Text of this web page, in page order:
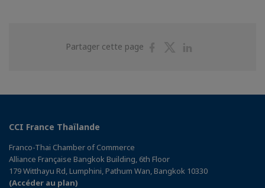
Partager cette page
PartagerPartager
CCI France Thaïlande
Franco-Thai Chamber of Commerce
Alliance Française Bangkok Building, 6th Floor
179 Witthayu Rd, Lumphini, Pathum Wan, Bangkok 10330
(Accéder au plan)